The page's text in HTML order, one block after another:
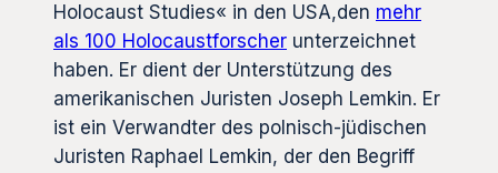
Holocaust Studies« in den USA,den mehr
als 100 Holocaustforscher unterzeichnet
haben. Er dient der Unterstützung des
amerikanischen Juristen Joseph Lemkin. Er
ist ein Verwandter des polnisch-jüdischen
Juristen Raphael Lemkin, der den Begriff